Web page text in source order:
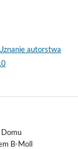
autorstwa
B-Moll